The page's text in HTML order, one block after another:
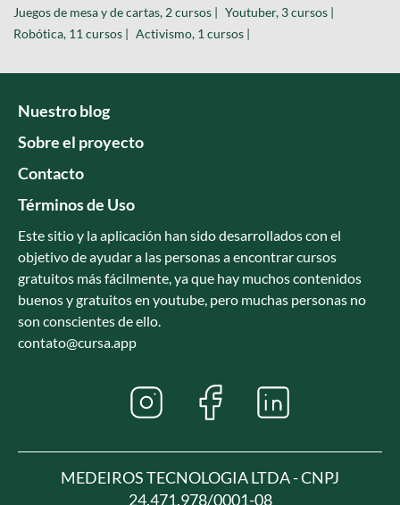
Juegos de mesa y de cartas, 2 cursos | Youtuber, 3 cursos |
Robótica, 11 cursos | Activismo, 1 cursos |
Nuestro blog
Sobre el proyecto
Contacto
Términos de Uso
Este sitio y la aplicación han sido desarrollados con el
objetivo de ayudar a las personas a encontrar cursos
gratuitos más fácilmente, ya que hay muchos contenidos
buenos y gratuitos en youtube, pero muchas personas no
son conscientes de ello.
contato@cursa.app
MEDEIROS TECNOLOGIA LTDA - CNPJ
24.471.978/0001-08